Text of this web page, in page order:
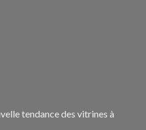
tendance des vitrines à